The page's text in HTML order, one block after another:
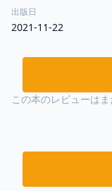
出版日
2021-11-22
この本のレビューはま